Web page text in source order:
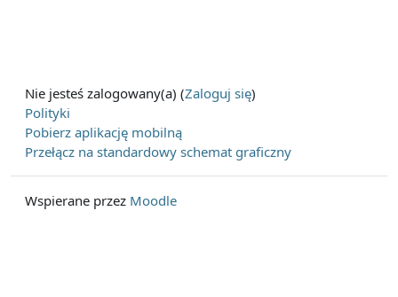
Nie jesteś zalogowany(a) (Zaloguj się)
Polityki
Pobierz aplikację mobilną
Przełącz na standardowy schemat graficzny
Wspierane przez Moodle